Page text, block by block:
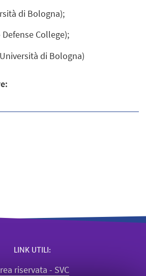
di Bologna);
College);
di Bologna)
LINK UTILI
riservata - SVC